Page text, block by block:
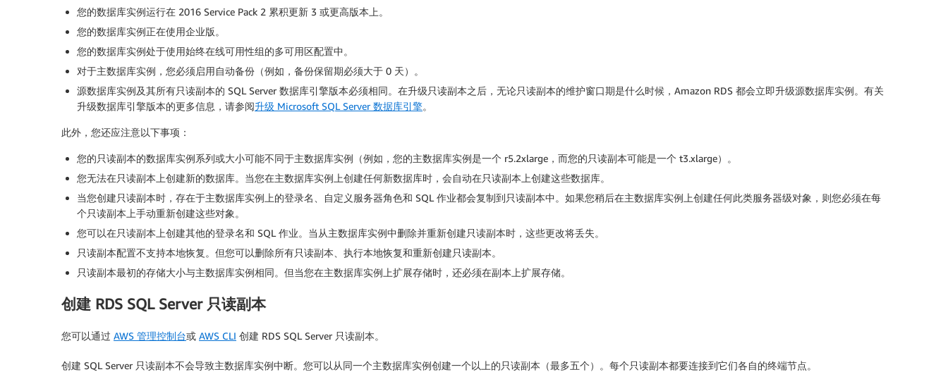
您的数据库实例运行在 2016 Service Pack 2 累积更新 3 或更高版本上。
您的数据库实例正在使用企业版。
您的数据库实例处于使用始终在线可用性组的多可用区配置中。
对于主数据库实例，您必须启用自动备份（例如，备份保留期必须大于 0 天）。
源数据库实例及其所有只读副本的 SQL Server 数据库引擎版本必须相同。在升级只读副本之后，无论只读副本的维护窗口期是什么时候，Amazon RDS 都会立即升级源数据库实例。有关
升级数据库引擎版本的更多信息，请参阅升级 Microsoft SQL Server 数据库引擎。
此外，您还应注意以下事项：
您的只读副本的数据库实例系列或大小可能不同于主数据库实例（例如，您的主数据库实例是一个 r5.2xlarge，而您的只读副本可能是一个 t3.xlarge）。
您无法在只读副本上创建新的数据库。当您在主数据库实例上创建任何新数据库时，会自动在只读副本上创建这些数据库。
当您创建只读副本时，存在于主数据库实例上的登录名、自定义服务器角色和 SQL 作业都会复制到只读副本中。如果您稍后在主数据库实例上创建任何此类服务器级对象，则您必须在每
个只读副本上手动重新创建这些对象。
您可以在只读副本上创建其他的登录名和 SQL 作业。当从主数据库实例中删除并重新创建只读副本时，这些更改将丢失。
只读副本配置不支持本地恢复。但您可以删除所有只读副本、执行本地恢复和重新创建只读副本。
只读副本最初的存储大小与主数据库实例相同。但当您在主数据库实例上扩展存储时，还必须在副本上扩展存储。
创建 RDS SQL Server 只读副本
您可以通过 AWS 管理控制台或 AWS CLI 创建 RDS SQL Server 只读副本。
创建 SQL Server 只读副本不会导致主数据库实例中断。您可以从同一个主数据库实例创建一个以上的只读副本（最多五个）。每个只读副本都要连接到它们各自的终端节点。